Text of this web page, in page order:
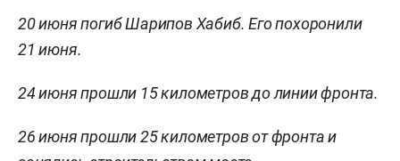
20 июня погиб Шарипов Хабиб. Его похоронили
21 июня.
24 июня прошли 15 километровдо линии фронта.
26 июня прошли25 километровот фронта и